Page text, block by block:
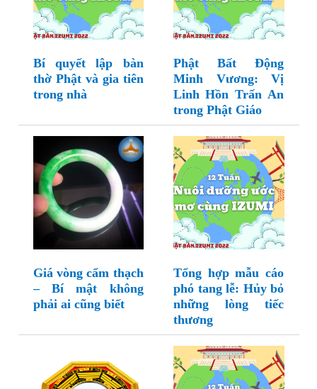
Bí quyết lập bàn
thờ Phật và gia tiên
trong nhà
Phật Bất Động
Minh Vương: Vị
Linh Hồn Trấn An
trong Phật Giáo
Giá vòng cẩm thạch
– Bí mật không
phải ai cũng biết
Tổng hợp mẫu cáo
phó tang lễ: Hủy bỏ
những lòng tiếc
thương